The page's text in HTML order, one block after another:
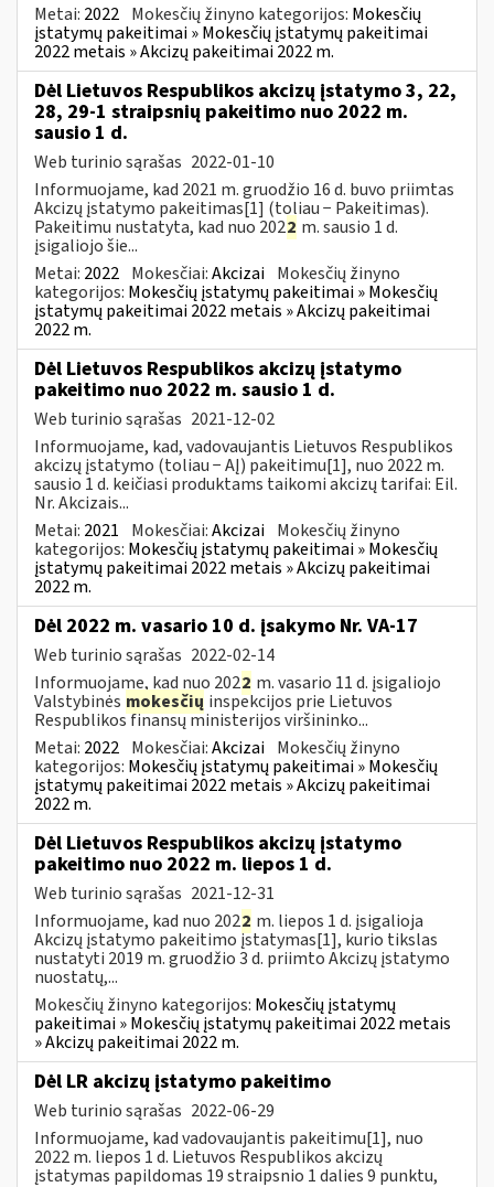
Metai: 2022 Mokesčių žinyno kategorijos: Mokesčių
įstatymų pakeitimai » Mokesčių įstatymų pakeitimai
2022 metais » Akcizų pakeitimai 2022 m.
Dėl Lietuvos Respublikos akcizų įstatymo 3, 22,
28, 29-1 straipsnių pakeitimo nuo 2022 m.
sausio 1 d.
Web turinio sąrašas 2022-01-10
Informuojame, kad 2021 m. gruodžio 16 d. buvo priimtas
Akcizų įstatymo pakeitimas[1] (toliau − Pakeitimas).
Pakeitimu nustatyta, kad nuo 2022 m. sausio 1 d.
įsigaliojo šie...
Metai: 2022 Mokesčiai:Akcizai Mokesčių žinyno
kategorijos: Mokesčių įstatymų pakeitimai » Mokesčių
įstatymų pakeitimai 2022 metais » Akcizų pakeitimai
2022 m.
Dėl Lietuvos Respublikos akcizų įstatymo
pakeitimo nuo 2022 m. sausio 1 d.
Web turinio sąrašas 2021-12-02
Informuojame, kad, vadovaujantis Lietuvos Respublikos
akcizų įstatymo (toliau − AĮ) pakeitimu[1], nuo 2022 m.
sausio 1 d. keičiasi produktams taikomi akcizų tarifai: Eil.
Nr. Akcizais...
Metai: 2021 Mokesčiai:Akcizai Mokesčių žinyno
kategorijos: Mokesčių įstatymų pakeitimai » Mokesčių
įstatymų pakeitimai 2022 metais » Akcizų pakeitimai
2022 m.
Dėl 2022 m. vasario 10 d. įsakymo Nr. VA-17
Web turinio sąrašas 2022-02-14
Informuojame, kad nuo 2022 m. vasario 11 d. įsigaliojo
Valstybinės mokesčių inspekcijos prie Lietuvos
Respublikos finansų ministerijos viršininko...
Metai: 2022 Mokesčiai:Akcizai Mokesčių žinyno
kategorijos: Mokesčių įstatymų pakeitimai » Mokesčių
įstatymų pakeitimai 2022 metais » Akcizų pakeitimai
2022 m.
Dėl Lietuvos Respublikos akcizų įstatymo
pakeitimo nuo 2022 m. liepos 1 d.
Web turinio sąrašas 2021-12-31
Informuojame, kad nuo 2022 m. liepos 1 d. įsigalioja
Akcizų įstatymo pakeitimo įstatymas[1], kurio tikslas
nustatyti 2019 m. gruodžio 3 d. priimto Akcizų įstatymo
nuostatų,...
Mokesčių žinyno kategorijos: Mokesčių įstatymų
pakeitimai » Mokesčių įstatymų pakeitimai 2022 metais
» Akcizų pakeitimai 2022 m.
Dėl LR akcizų įstatymo pakeitimo
Web turinio sąrašas 2022-06-29
Informuojame, kad vadovaujantis pakeitimu[1], nuo
2022 m. liepos 1 d. Lietuvos Respublikos akcizų
įstatymas papildomas 19 straipsnio 1 dalies 9 punktu,